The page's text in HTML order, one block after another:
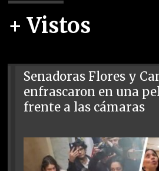
+ Vistos
Senadoras Flores y
enfrascaron en una
frente a las cámaras